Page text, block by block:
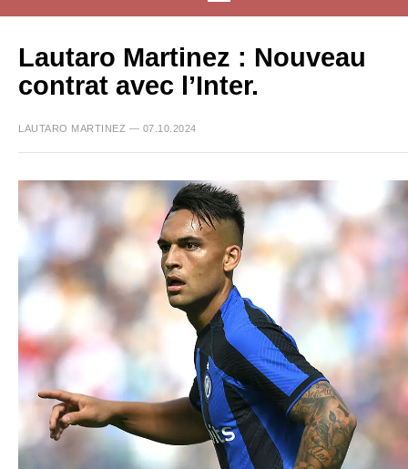
Lautaro Martinez : Nouveau
contrat avec l’Inter.
LAUTARO MARTINEZ — 07.10.2024